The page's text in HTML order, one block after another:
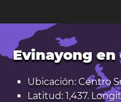
Evinayong en
Ubicación: Centro
Latitud: 1,437.